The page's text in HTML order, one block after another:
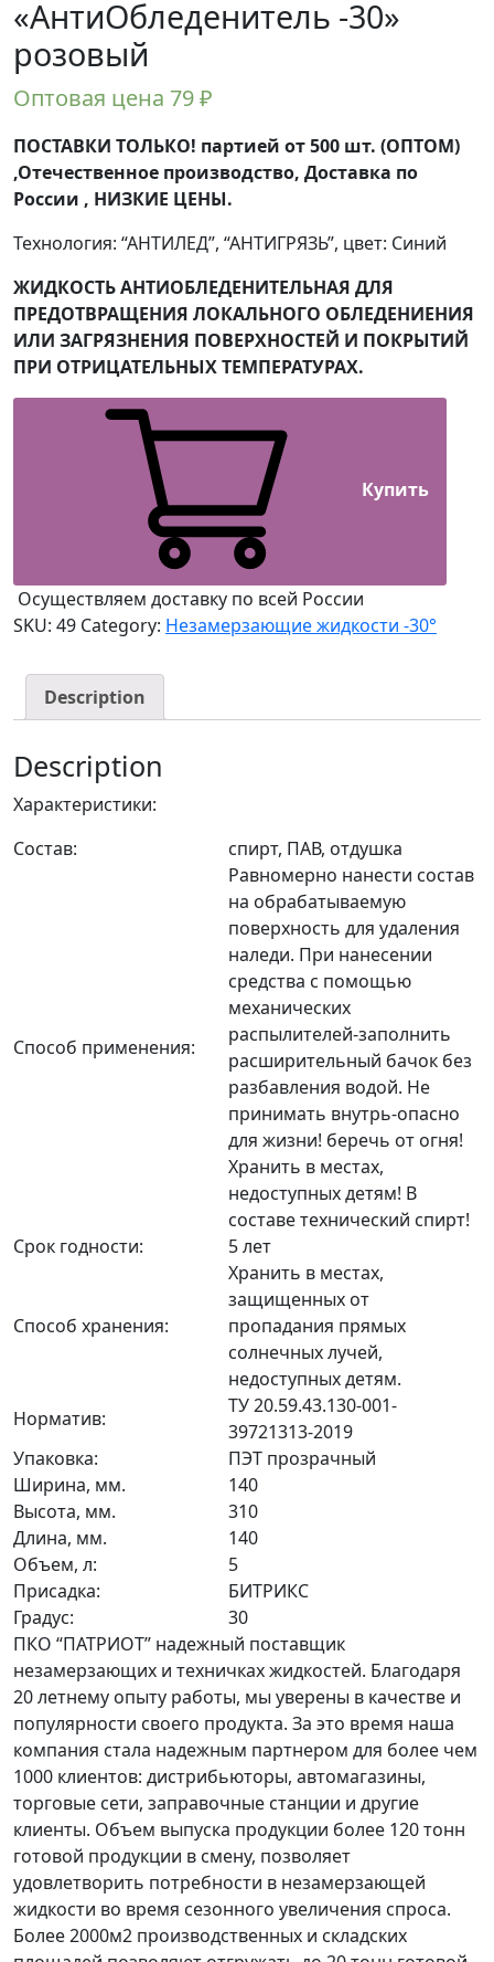
«АнтиОбледенитель -30»
розовый
Оптовая цена 79₽
ПОСТАВКИ ТОЛЬКО! партией от 500 шт. (ОПТОМ)
,Отечественное производство, Доставка по
России , НИЗКИЕ ЦЕНЫ.
Технология: “АНТИЛЕД”, “АНТИГРЯЗЬ”, цвет: Синий
ЖИДКОСТЬ АНТИОБЛЕДЕНИТЕЛЬНАЯ ДЛЯ
ПРЕДОТВРАЩЕНИЯ ЛОКАЛЬНОГО ОБЛЕДЕНИЕНИЯ
ИЛИ ЗАГРЯЗНЕНИЯ ПОВЕРХНОСТЕЙ И ПОКРЫТИЙ
ПРИ ОТРИЦАТЕЛЬНЫХ ТЕМПЕРАТУРАХ.
Купить
Осуществляем доставку по всей России
SKU: 49 Category: Незамерзающие жидкости -30°
Description
Description
Характеристики:
Состав:
спирт, ПАВ, отдушка
Способ применения:
Равномерно нанести состав
на обрабатываемую
поверхность для удаления
наледи. При нанесении
средства с помощью
механических
распылителей-заполнить
расширительный бачок без
разбавления водой. Не
принимать внутрь-опасно
для жизни! беречь от огня!
Хранить в местах,
недоступных детям! В
составе технический спирт!
Срок годности:
5 лет
Способ хранения:
Хранить в местах,
защищенных от
пропадания прямых
солнечных лучей,
недоступных детям.
Норматив:
ТУ 20.59.43.130-001-
39721313-2019
Упаковка:
ПЭТ прозрачный
Ширина, мм.
140
Высота, мм.
310
Длина, мм.
140
Объем, л:
5
Присадка:
БИТРИКС
Градус:
30
ПКО “ПАТРИОТ” надежный поставщик
незамерзающих и техничках жидкостей. Благодаря
20 летнему опыту работы, мы уверены в качестве и
популярности своего продукта. За это время наша
компания стала надежным партнером для более чем
1000 клиентов: дистрибьюторы, автомагазины,
торговые сети, заправочные станции и другие
клиенты. Объем выпуска продукции более 120 тонн
готовой продукции в смену, позволяет
удовлетворить потребности в незамерзающей
жидкости во время сезонного увеличения спроса.
Более 2000м2 производственных и складских